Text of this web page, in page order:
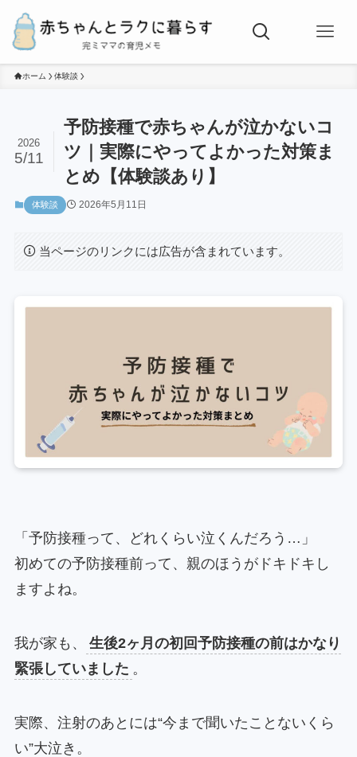
ホーム 体験談
予防接種で赤ちゃんが泣かないコ
ツ｜実際にやってよかった対策ま
とめ【体験談あり】
2026
5/11
体験談 2026年5月11日
当ページのリンクには広告が含まれています。
「予防接種って、どれくらい泣くんだろう…」
初めての予防接種前って、親のほうがドキドキし
ますよね。
我が家も、
生後2ヶ月の初回予防接種の前はかなり
緊張していました 。
実際、注射のあとには“今まで聞いたことないくら
い”大泣き。